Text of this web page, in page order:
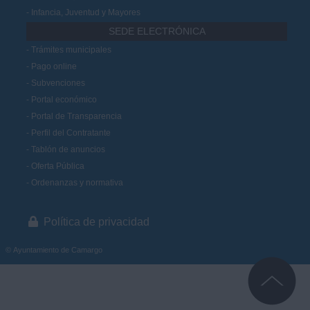
Infancia, Juventud y Mayores
SEDE ELECTRÓNICA
Trámites municipales
Pago online
Subvenciones
Portal económico
Portal de Transparencia
Perfil del Contratante
Tablón de anuncios
Oferta Pública
Ordenanzas y normativa
Política de privacidad
© Ayuntamiento de Camargo